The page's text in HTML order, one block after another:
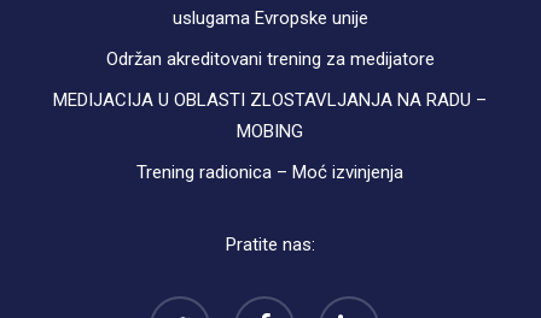
uslugama Evropske unije
Održan akreditovani trening za medijatore
MEDIJACIJA U OBLASTI ZLOSTAVLJANJA NA RADU –
MOBING
Trening radionica – Moć izvinjenja
Pratite nas:
twitter facebook linkedin